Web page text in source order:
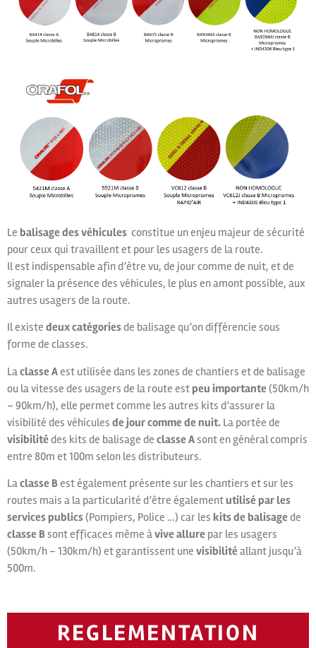
Le balisage des véhicules constitue un enjeu majeur de sécurité
pour ceux qui travaillent et pour les usagers de la route.
Il est indispensable afin d’être vu, de jour comme de nuit, et de
signaler la présence des véhicules, le plus en amont possible, aux
autres usagers de la route.
Il existe deux catégoriesde balisage qu’on différencie sous
forme de classes.
Laclasse Aest utilisée dans les zones de chantiers et de balisage
ou la vitesse des usagers de la route est peu importante (50km/h
– 90km/h), elle permet comme les autres kits d’assurer la
visibilité des véhicules de jour comme de nuit. La portée de
visibilité des kits de balisage de classe Asont en général compris
entre 80m et 100m selon les distributeurs.
Laclasse Best également présente sur les chantiers et sur les
routes mais a la particularité d’être égalementutilisé par les
services publics(Pompiers, Police …) car les kits de balisage de
classe Bsont efficaces même àvive allure par les usagers
(50km/h – 130km/h) et garantissent une visibilité allant jusqu’à
500m.
REGLEMENTATION